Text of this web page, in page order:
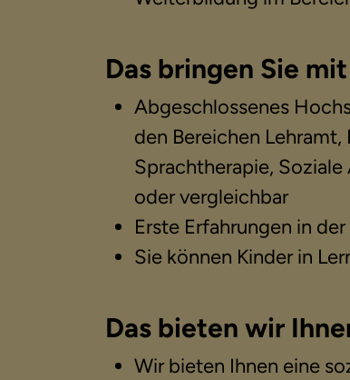
Das bringen Sie mit
Abgeschlossenes
den Bereichen
Sprachtherapie,
oder vergleichbar
Erste Erfahrungen in
Sie können Kinder in
Das bieten wir
Wir bieten Ihnen eine